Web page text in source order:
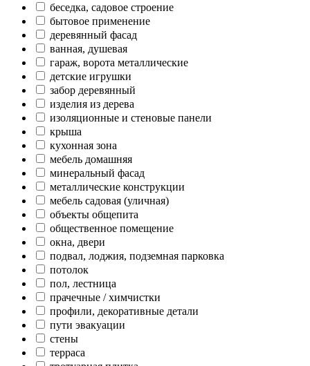
беседка, садовое строение
бытовое применение
деревянный фасад
ванная, душевая
гараж, ворота металлические
детские игрушки
забор деревянный
изделия из дерева
изоляционные и стеновые панели
крыша
кухонная зона
мебель домашняя
минеральный фасад
металлические конструкции
мебель садовая (уличная)
объекты общепита
общественное помещение
окна, двери
подвал, лоджия, подземная парковка
потолок
пол, лестница
прачечные / химчистки
профили, декоративные детали
пути эвакуации
стены
терраса